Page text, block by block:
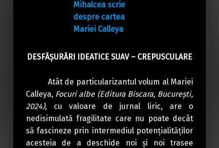
Mihalcea scrie
despre cartea
Mariei Calleya
DESFĂȘURĂRI IDEATICE SUAV – CREPUSCULARE
Atât de particularizantul volum al Mariei
Calleya, Focuri albe (Editura Biscara, București,
2024), cu valoare de jurnal liric, are o
nedisimulată fragilitate care nu poate decât
să fascineze prin intermediul potențialităților
acesteia de a deschide noi și noi trasee